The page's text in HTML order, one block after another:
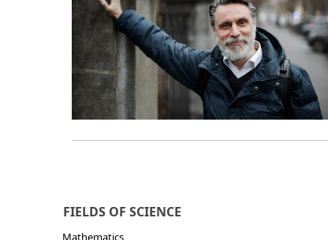
FIELDS OF SCIENCE
Mathematics